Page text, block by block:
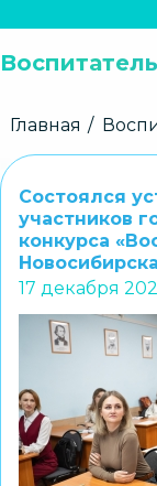
НАВИГАЦИЯ
Строка
Главная
Состоялся
участников
конкурса
17 декабря